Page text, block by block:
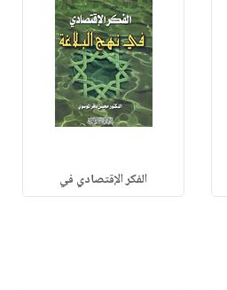
الفكر الإقتصادي في